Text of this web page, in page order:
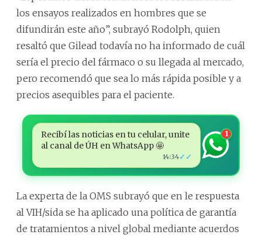
los ensayos realizados en hombres que se
difundirán este año”, subrayó Rodolph, quien
resaltó que Gilead todavía no ha informado de cuál
sería el precio del fármaco o su llegada al mercado,
pero recomendó que sea lo más rápida posible y a
precios asequibles para el paciente.
Recibí las noticias en tu celular, unite
al canal de ÚH en WhatsApp 🤩
14:34✓✓
1
La experta de la OMS subrayó que en le respuesta
al VIH/sida se ha aplicado una política de garantía
de tratamientos a nivel global mediante acuerdos